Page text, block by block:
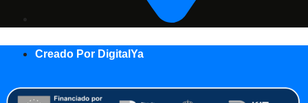
Creado Por DigitalYa